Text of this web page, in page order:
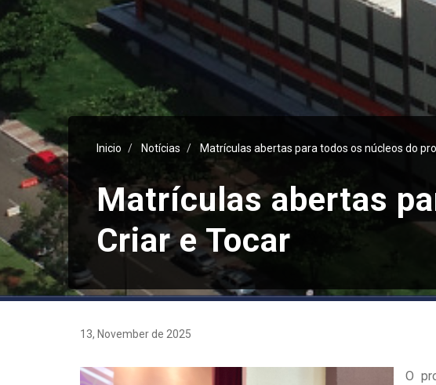
Inicio Notícias Matrículas abertas para todos os núcleos do
Matrículas abertas
Criar e Tocar
13, November de 2025
O